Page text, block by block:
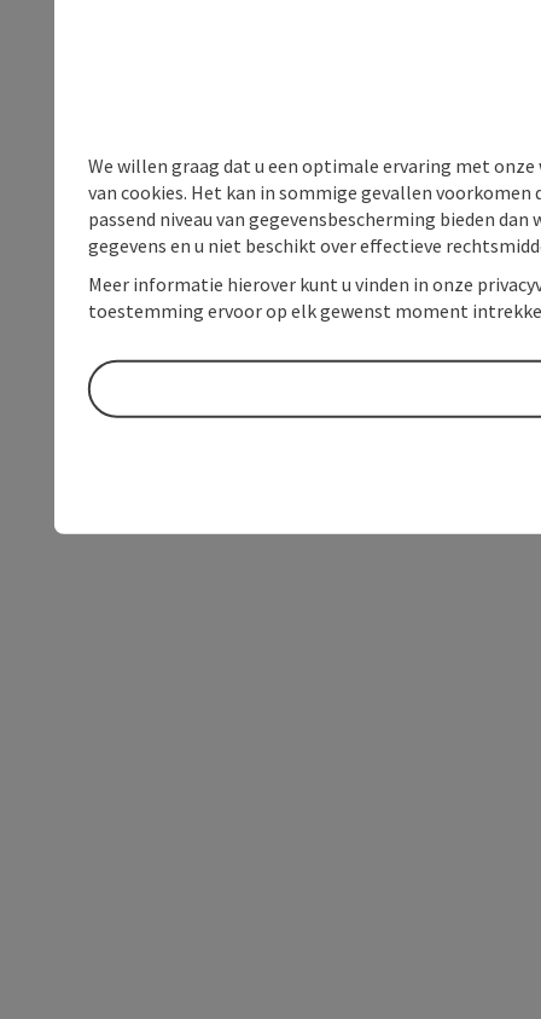
We willen graag dat u een optimale ervaring met
van cookies. Het kan in sommige gevallen voorkomen
passend niveau van gegevensbescherming bieden
gegevens en u niet beschikt over effectieve
Meer informatie hierover kunt u vinden in onze
toestemming ervoor op elk gewenst moment